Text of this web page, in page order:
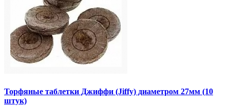
Торфяные таблетки Джиффи (Jiffy) диаметром 27мм (10
штук)